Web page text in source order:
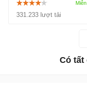
Realtek RTL8185L
Driver Windows là bộ
Driver Windows là bộ
mạng Realtek
331.233 lượt tải
Có tất